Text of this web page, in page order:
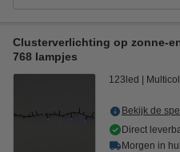
Clusterverlichting op zonne-
768 lampjes
123led
Bekijk de
Direct
Morgen in